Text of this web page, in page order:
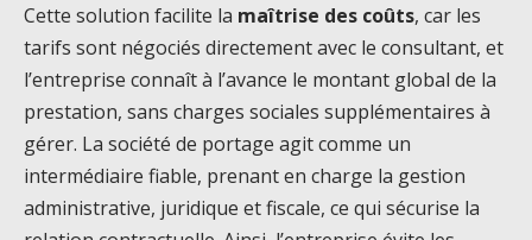
Cette solution facilite la maîtrise des coûts, car les
tarifs sont négociés directement avec le consultant, et
l’entreprise connaît à l’avance le montant global de la
prestation, sans charges sociales supplémentaires à
gérer. La société de portage agit comme un
intermédiaire fiable, prenant en charge la gestion
administrative, juridique et fiscale, ce qui sécurise la